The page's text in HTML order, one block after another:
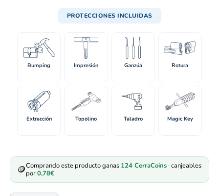
PROTECCIONES INCLUIDAS
Bumping Impresión Ganzúa Rotura
Extracción Topolino Taladro Magic Key
🪙Comprando este producto ganas 124 CerraCoins· canjeables
por0,78€